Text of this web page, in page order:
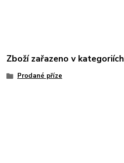
Zboží zařazeno v kategoriích
Prodané příze